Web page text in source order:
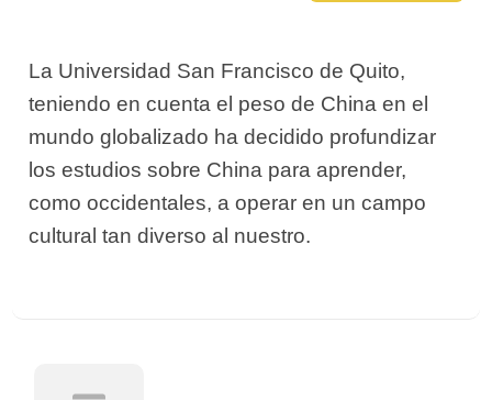
La Universidad San Francisco de Quito,
teniendo en cuenta el peso de China en el
mundo globalizado ha decidido profundizar
los estudios sobre China para aprender,
como occidentales, a operar en un campo
cultural tan diverso al nuestro.